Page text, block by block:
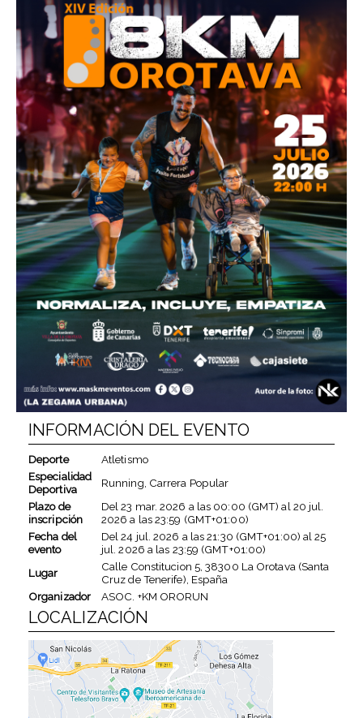
INFORMACIÓN DEL EVENTO
Deporte
Atletismo
Especialidad
Deportiva
Running, Carrera Popular
Plazo de
inscripción
Del23 mar. 2026 a las 00:00 (GMT) al 20 jul.
2026 a las23:59 (GMT+01:00)
Fecha del
evento
Del24 jul. 2026 a las21:30 (GMT+01:00) al25
jul. 2026 a las 23:59 (GMT+01:00)
Lugar
Calle Constitucion 5, 38300 La Orotava (Santa
Cruz de Tenerife), España
Organizador
ASOC. +KM ORORUN
LOCALIZACIÓN